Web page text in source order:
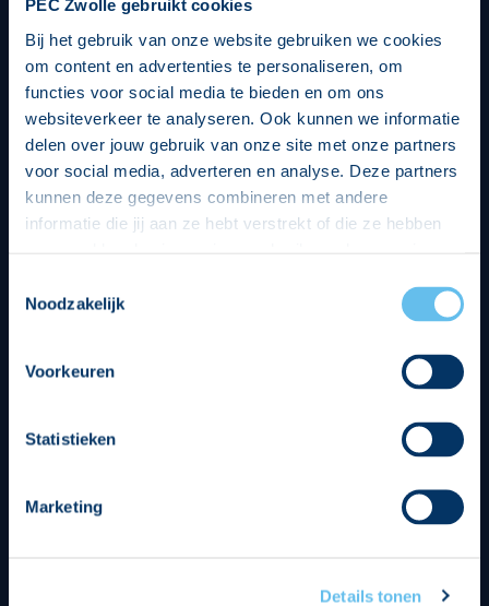
PEC Zwolle gebruikt cookies
Bij het gebruik van onze website gebruiken we cookies
om content en advertenties te personaliseren, om
functies voor social media te bieden en om ons
websiteverkeer te analyseren. Ook kunnen we informatie
delen over jouw gebruik van onze site met onze partners
voor social media, adverteren en analyse. Deze partners
kunnen deze gegevens combineren met andere
informatie die jij aan ze hebt verstrekt of die ze hebben
op een veilige en integere wijze. Je kunt je toestemming
beheren op de privacy- en cookieverklaring pagina.
Noodzakelijk
Voorkeuren
Statistieken
Marketing
Details tonen